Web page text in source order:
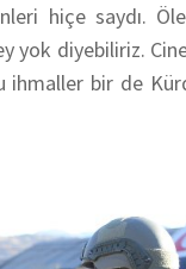
hiçe saydı.
yok diyebiliriz.
bir de